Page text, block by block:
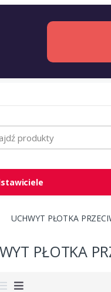
UCHWYT PŁOTKA
PŁOTKA